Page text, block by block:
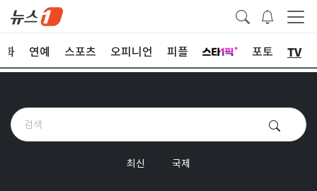
화 연예 스포츠 오피니언 피플 포토 TV
최신 국제